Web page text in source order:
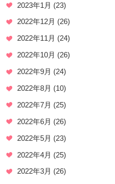
2023年1月 (23)
2022年12月 (26)
2022年11月 (24)
2022年10月 (26)
2022年9月 (24)
2022年8月 (10)
2022年7月 (25)
2022年6月 (26)
2022年5月 (23)
2022年4月 (25)
2022年3月 (26)